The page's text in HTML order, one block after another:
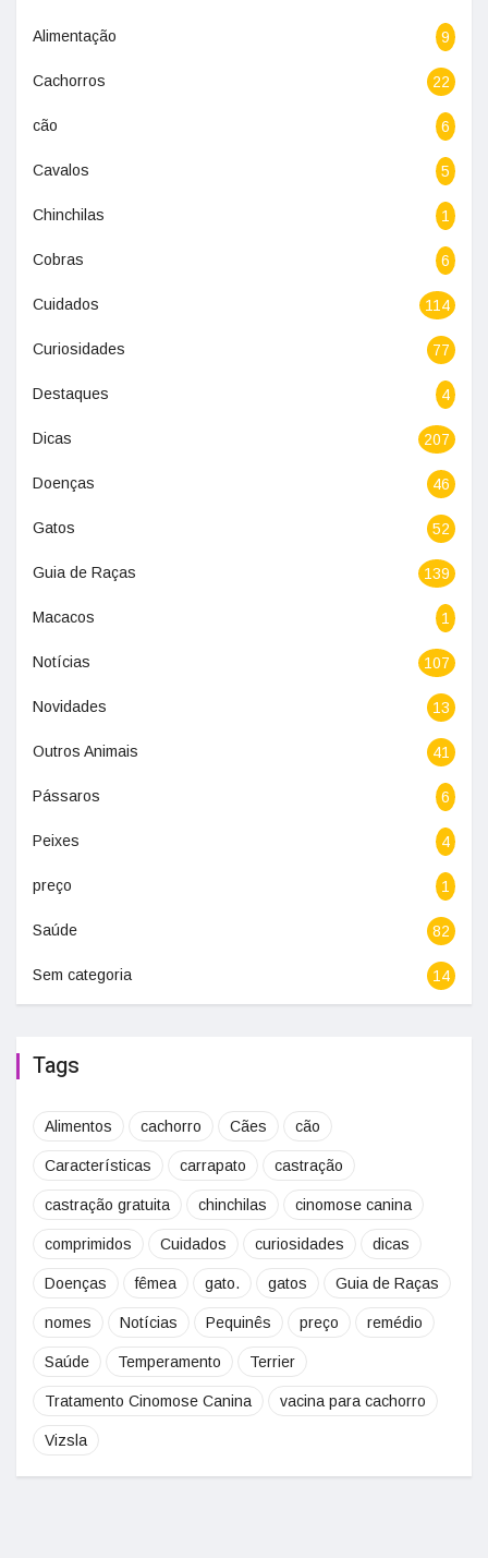
Alimentação 9
Cachorros 22
cão 6
Cavalos 5
Chinchilas 1
Cobras 6
Cuidados 114
Curiosidades 77
Destaques 4
Dicas 207
Doenças 46
Gatos 52
Guia de Raças 139
Macacos 1
Notícias 107
Novidades 13
Outros Animais 41
Pássaros 6
Peixes 4
preço 1
Saúde 82
Sem categoria 14
Tags
Alimentos cachorro Cães cão
Características carrapato castração
castração gratuita chinchilas cinomose canina
comprimidos Cuidados curiosidades dicas
Doenças fêmea gato. gatos Guia de Raças
nomes Notícias Pequinês preço remédio
Saúde Temperamento Terrier
Tratamento Cinomose Canina vacina para cachorro
Vizsla